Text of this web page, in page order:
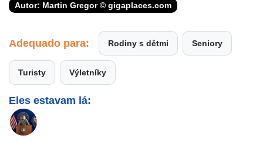
Autor: Martin Gregor © gigaplaces.com
Adequado para: Rodiny s dětmi Seniory
Turisty Výletníky
Eles estavam lá: